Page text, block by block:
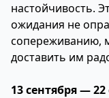
настойчивость.
ожидания не
сопереживанию,
доставить им
13 сентября — 22